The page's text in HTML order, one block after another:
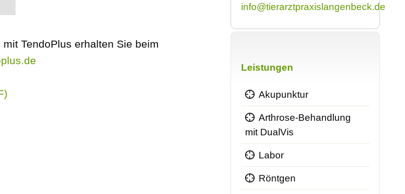
TendoPlus erhalten Sie beim
info@tierarztpraxislangenbeck.de
überspringen
Leistungen
Akupunktur
Arthrose-Behandlung
mit DualVis
Labor
Röntgen